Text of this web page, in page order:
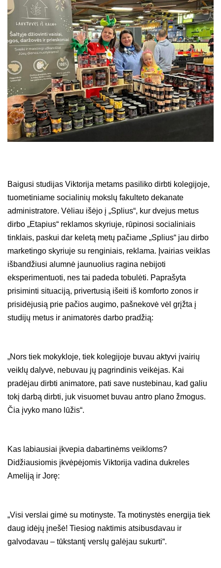
Baigusi studijas Viktorija metams pasiliko dirbti kolegijoje,
tuometiniame socialinių mokslų fakulteto dekanate
administratore. Vėliau išėjo į „Splius“, kur dvejus metus
dirbo „Etapius“ reklamos skyriuje, rūpinosi socialiniais
tinklais, paskui dar keletą metų pačiame „Splius“ jau dirbo
marketingo skyriuje su renginiais, reklama. Įvairias veiklas
išbandžiusi alumnė jaunuolius ragina nebijoti
eksperimentuoti, nes tai padeda tobulėti. Paprašyta
prisiminti situaciją, privertusią išeiti iš komforto zonos ir
prisidėjusią prie pačios augimo, pašnekovė vėl grįžta į
studijų metus ir animatorės darbo pradžią:
„Nors tiek mokykloje, tiek kolegijoje buvau aktyvi įvairių
veiklų dalyvė, nebuvau jų pagrindinis veikėjas. Kai
pradėjau dirbti animatore, pati save nustebinau, kad galiu
tokį darbą dirbti, juk visuomet buvau antro plano žmogus.
Čia įvyko mano lūžis“.
Kas labiausiai įkvepia dabartinėms veikloms?
Didžiausiomis įkvėpėjomis Viktorija vadina dukreles
Ameliją ir Jorę:
„Visi verslai gimė su motinyste. Ta motinystės energija tiek
daug idėjų įnešė! Tiesiog naktimis atsibusdavau ir
galvodavau – tūkstantį verslų galėjau sukurti“.